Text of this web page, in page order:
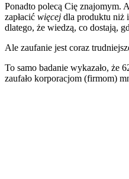
Ponadto polecą Cię znajomym.
zapłacić więcej dla produktu niż
dlatego, że wiedzą, co dostają,
Ale zaufanie jest coraz
To samo badanie wykazało, że
zaufało korporacjom (firmom)